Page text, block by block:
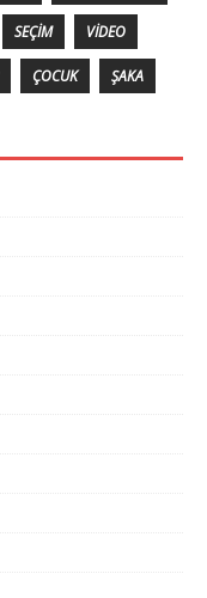
SEÇIM VIDEO
ÇOCUK ŞAKA